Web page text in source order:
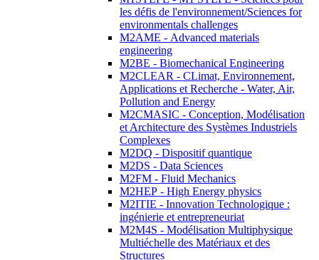
les défis de l'environnement/Sciences for
environmentals challenges
M2AME - Advanced materials
engineering
M2BE - Biomechanical Engineering
M2CLEAR - CLimat, Environnement,
Applications et Recherche - Water, Air,
Pollution and Energy
M2CMASIC - Conception, Modélisation
et Architecture des Systèmes Industriels
Complexes
M2DQ - Dispositif quantique
M2DS - Data Sciences
M2FM - Fluid Mechanics
M2HEP - High Energy physics
M2ITIE - Innovation Technologique :
ingénierie et entrepreneuriat
M2M4S - Modélisation Multiphysique
Multiéchelle des Matériaux et des
Structures